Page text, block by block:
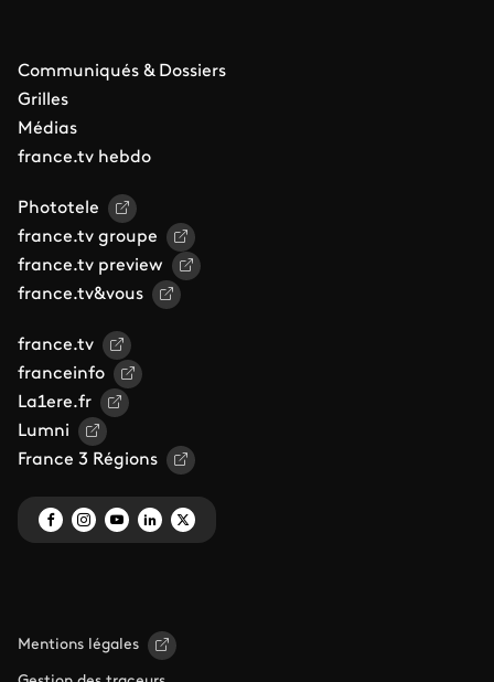
Communiqués & Dossiers
Grilles
Médias
france.tv hebdo
Phototele
france.tv groupe
france.tv preview
france.tv&vous
france.tv
franceinfo
La1ere.fr
Lumni
France 3 Régions
Mentions légales